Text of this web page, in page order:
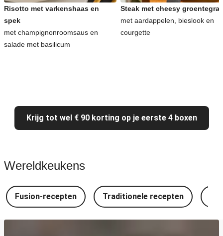
Risotto met varkenshaas en
spek
met champignonroomsaus en
salade met basilicum
Steak met cheesy
met aardappelen, bieslook en
courgette
Krijg tot wel € 90 korting op je eerste 4 boxen
Wereldkeukens
Fusion-recepten Traditionele recepten